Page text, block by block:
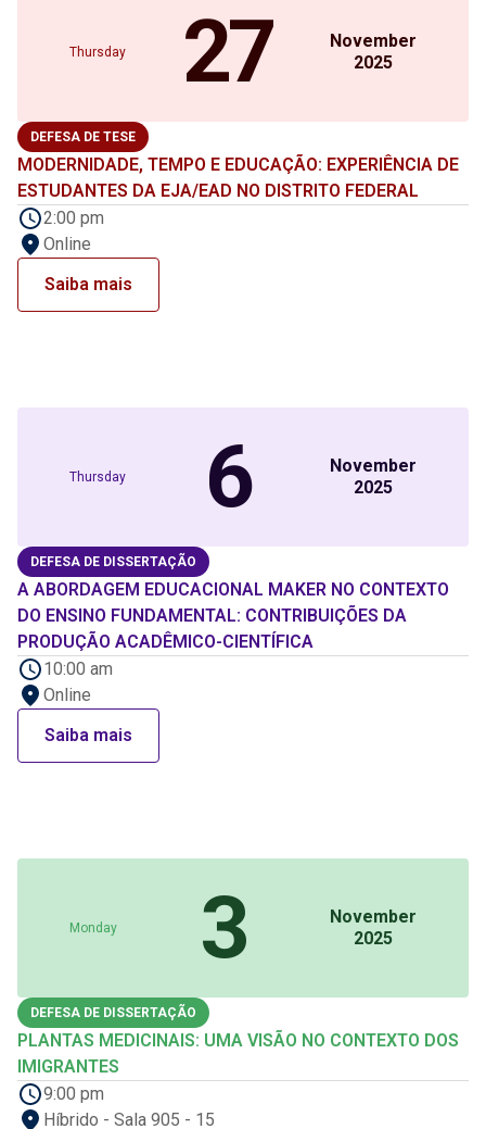
Thursday 27
November
2025
DEFESA DE TESE
MODERNIDADE, TEMPO E EDUCAÇÃO: EXPERIÊNCIA DE
ESTUDANTES DA EJA/EAD NO DISTRITO FEDERAL
2:00 pm
Online
Saiba mais
Thursday 6
November
2025
DEFESA DE DISSERTAÇÃO
A ABORDAGEM EDUCACIONAL MAKER NO CONTEXTO
DO ENSINO FUNDAMENTAL: CONTRIBUIÇÕES DA
PRODUÇÃO ACADÊMICO-CIENTÍFICA
10:00 am
Online
Saiba mais
Monday 3
November
2025
DEFESA DE DISSERTAÇÃO
PLANTAS MEDICINAIS: UMA VISÃO NO CONTEXTO DOS
IMIGRANTES
9:00 pm
Híbrido - Sala 905 - 15